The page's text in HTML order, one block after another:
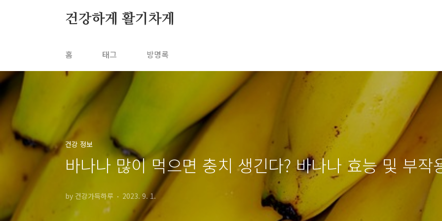
건강하게 활기차게
홈 태그 방명록
건강 정보
바나나 많이 먹으면 충치 생긴다? 바나나 효능 및 부작
by 건강가득하루 2023. 9. 1.